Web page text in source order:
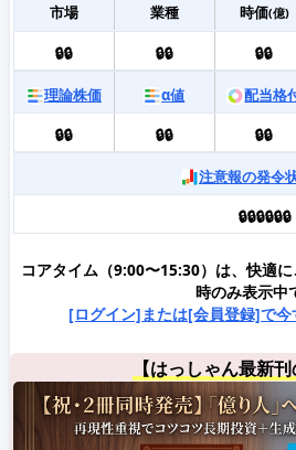
市場 業種 時価(億)
🔒🔒 🔒🔒 🔒🔒
理論株価 α値 配当格
🔒🔒
🔒🔒 🔒🔒
注意報の発令
🔒🔒🔒🔒🔒🔒
コアタイム（9:00〜15:30）は、快適
時のみ表示中
[ログイン]または[会員登録]で
【はっしゃん最新刊